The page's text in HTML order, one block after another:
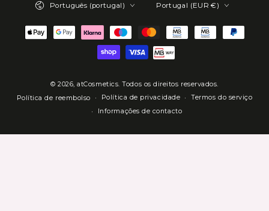
© 2026,atCosmetics. Todos os direitos reservados.
Política de reembolso
Política de privacidade
Termos do serviço
Informações de contacto
Português (portugal) Portugal (EUR €)
Métodos